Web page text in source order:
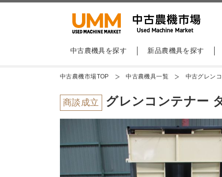
中古農機具を探す 新品農機具を探す
中古農機市場TOP 中古農機具一覧 中古グレン
商談成立 グレンコンテナー